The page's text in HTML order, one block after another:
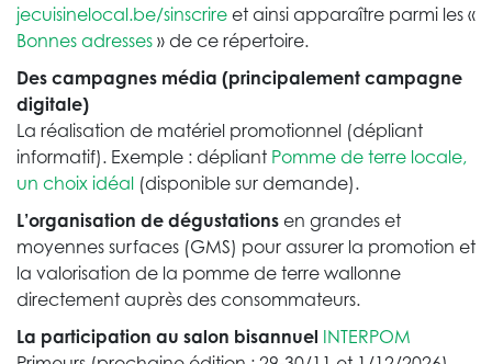
jecuisinelocal.be/sinscrire et ainsi apparaître parmi les «
Bonnes adresses » de ce répertoire.
Des campagnes média (principalement campagne
digitale)
La réalisation de matériel promotionnel (dépliant
informatif). Exemple : dépliant Pomme de terre locale,
un choix idéal (disponible sur demande).
L’organisation de dégustations en grandes et
moyennes surfaces (GMS) pour assurer la promotion et
la valorisation de la pomme de terre wallonne
directement auprès des consommateurs.
La participation au salon bisannuel INTERPOM